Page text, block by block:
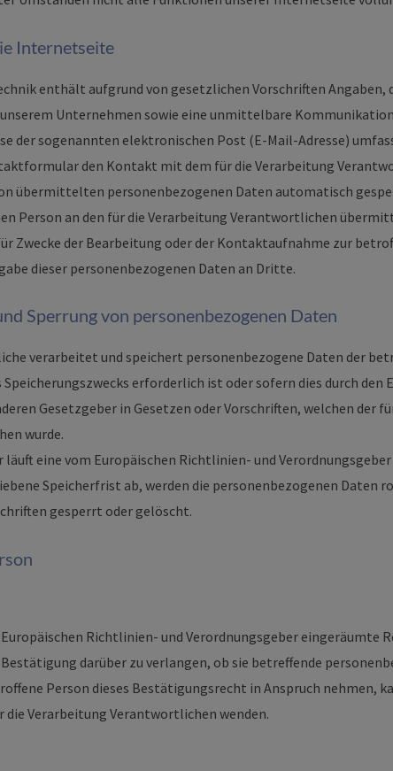
Internetseite
enthält aufgrund von gesetzlichen Vorschriften Angaben,
Unternehmen sowie eine unmittelbare
der sogenannten elektronischen Post (E-Mail-Adresse)
den Kontakt mit dem für die Verarbeitung
übermittelten personenbezogenen Daten automatisch
Person an den für die Verarbeitung Verantwortlichen
Zwecke der Bearbeitung oder der Kontaktaufnahme zur
dieser personenbezogenen Daten an Dritte.
Sperrung von personenbezogenen Daten
verarbeitet und speichert personenbezogene Daten der
erforderlich ist oder sofern dies durch den
Gesetzgeber in Gesetzen oder Vorschriften, welchen der
wurde.
eine vom Europäischen Richtlinien- und
Speicherfrist ab, werden die personenbezogenen Daten
gesperrt oder gelöscht.
Richtlinien- und Verordnungsgeber eingeräumte
darüber zu verlangen, ob sie betreffende
Person dieses Bestätigungsrecht in Anspruch nehmen,
Verarbeitung Verantwortlichen wenden.